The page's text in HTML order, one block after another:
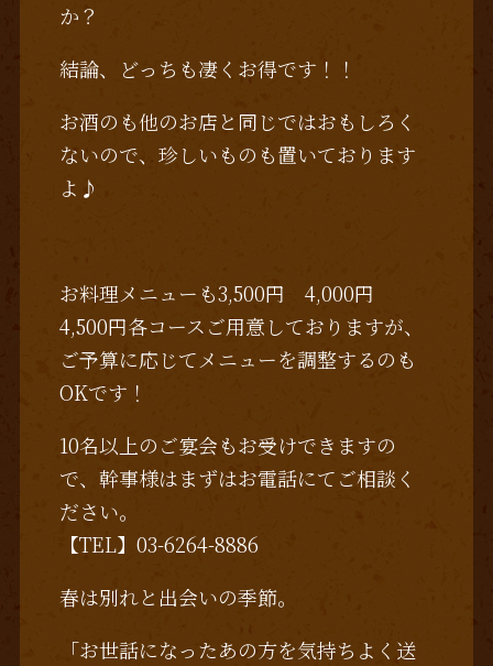
か？
結論、どっちも凄くお得です！！
お酒のも他のお店と同じではおもしろく
ないので、珍しいものも置いております
よ♪
お料理メニューも3,500円 4,000円
4,500円各コースご用意しておりますが、
ご予算に応じてメニューを調整するのも
OKです！
10名以上のご宴会もお受けできますの
で、幹事様はまずはお電話にてご相談く
ださい。
【TEL】03-6264-8886
春は別れと出会いの季節。
「お世話になったあの方を気持ちよく送